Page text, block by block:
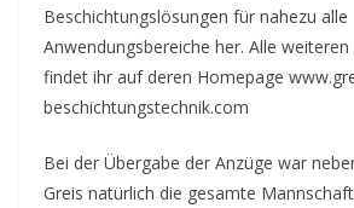
Beschichtungslösungen für nahezu alle
Anwendungsbereiche her. Alle
findet ihr auf deren Homepage
beschichtungstechnik.com
Bei der Übergabe der Anzüge war
Greis natürlich die gesamte